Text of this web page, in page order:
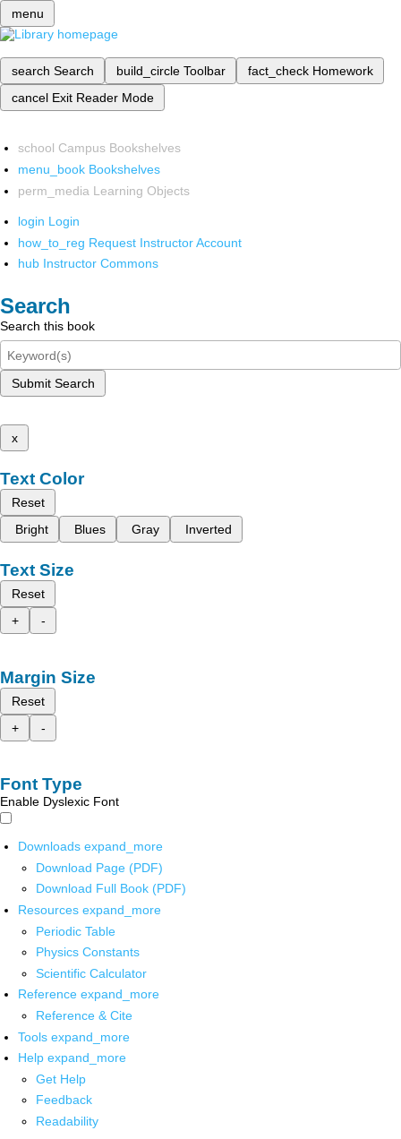
menu
search Search build_circle Toolbar fact_check Homework
cancel Exit Reader Mode
school Campus Bookshelves
menu_book Bookshelves
perm_media Learning Objects
login Login
how_to_reg Request Instructor Account
hub Instructor Commons
Search
Search this book
Submit Search
x
Text Color
Reset
Bright
Blues Gray Inverted
Text Size
Reset
+
-
Margin Size
Reset
+
-
Font Type
Enable Dyslexic Font
Downloads expand_more
Download Page (PDF)
Download Full Book (PDF)
Resources expand_more
Periodic Table
Physics Constants
Scientific Calculator
Reference expand_more
Reference & Cite
Tools expand_more
Help expand_more
Get Help
Feedback
Readability